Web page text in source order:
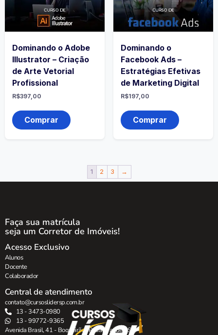
Dominando o Adobe
Illustrator – Criação
de Arte Vetorial
Profissional
R$397,00
Comprar
Dominando o
Facebook Ads –
Estratégias Efetivas
de Marketing Digital
R$197,00
Comprar
1 2 3 →
Faça sua matrícula
seja um Corretor de Imóveis!
Acesso Exclusivo
Alunos
Docente
Colaborador
Central de atendimento
contato@cursoslidersp.com.br
13 - 3473-0980
13 - 99772-9365
Avenida Brasil, 41 - Boqueirão , Praia Grande - SP.